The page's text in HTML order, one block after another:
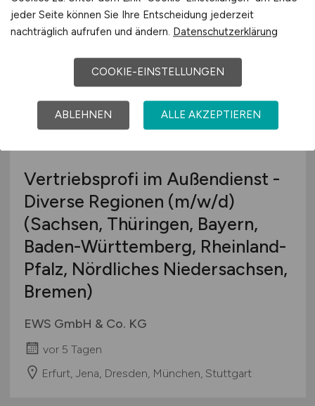
Wiesbaden
Vertriebsprofi im Außendienst -
Diverse Regionen (m/w/d)
(Sachsen, Thüringen, Bayern,
Baden-Württemberg, Rheinland-
Pfalz, Nördliches Niedersachsen,
Bremen)
EWS GmbH & Co. KG
vor 5 Tagen
Erfurt, Jena, Dresden, München, Stuttgart
jeder Seite können Sie Ihre Entscheidung jederzeit
nachträglich aufrufen und ändern. Datenschutzerklärung
COOKIE-EINSTELLUNGEN
ABLEHNEN ALLE AKZEPTIEREN